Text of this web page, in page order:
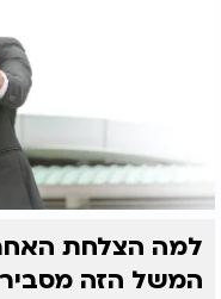
למה הצלחת
המשל הזה